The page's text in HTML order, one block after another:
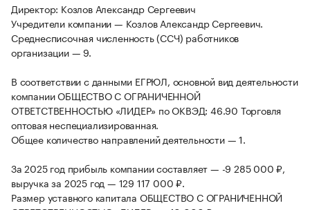
Директор: Козлов Александр Сергеевич
Учредители компании — Козлов Александр Сергеевич.
Среднесписочная численность (ССЧ) работников
организации — 9.
В соответствии с данными ЕГРЮЛ, основной вид деятельности
компании ОБЩЕСТВО С ОГРАНИЧЕННОЙ
ОТВЕТСТВЕННОСТЬЮ «ЛИДЕР» по ОКВЭД: 46.90 Торговля
оптовая неспециализированная.
Общее количество направлений деятельности — 1.
За 2025 год прибыль компании составляет — -9 285 000 ₽,
выручка за 2025 год — 129 117 000 ₽.
Размер уставного капитала ОБЩЕСТВО С ОГРАНИЧЕННОЙ